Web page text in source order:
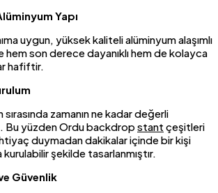
Yapı
uygun, yüksek kaliteli alüminyum alaşımlı
son derece dayanıklı hem de kolayca
hafiftir.
zamanın ne kadar değerli
Bu yüzden Ordu backdrop stant çeşitleri
duymadan dakikalar içinde bir kişi
şekilde tasarlanmıştır.
Güvenlik